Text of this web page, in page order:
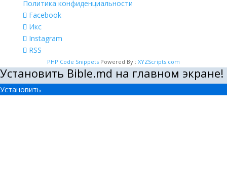
Политика конфиденциальности
Facebook
Икс
Instagram
RSS
PHP Code Snippets Powered By : XYZScripts.com
Установить Bible.md на главном экране!
Установить